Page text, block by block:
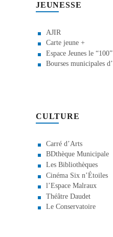
JEUNESSE
AJIR
Carte jeune +
Espace Jeunes le “100”
Bourses municipales
CULTURE
Carré d’Arts
BDthèque Municipale
Les Bibliothèques
Cinéma Six n’Étoiles
l’Espace Malraux
Théâtre Daudet
Le Conservatoire